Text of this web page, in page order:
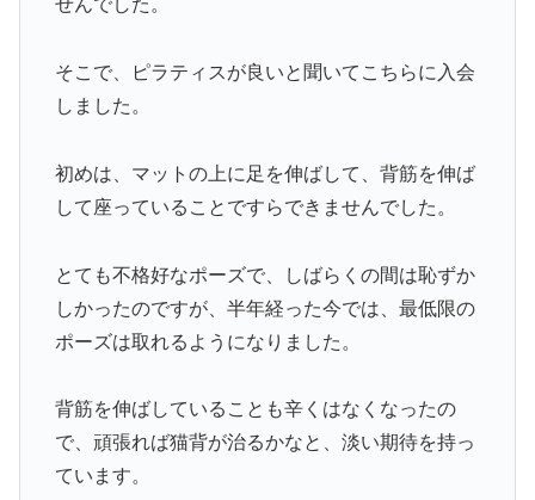
せんでした。
そこで、ピラティスが良いと聞いてこちらに入会
しました。
初めは、マットの上に足を伸ばして、背筋を伸ば
して座っていることですらできませんでした。
とても不格好なポーズで、しばらくの間は恥ずか
しかったのですが、半年経った今では、最低限の
ポーズは取れるようになりました。
背筋を伸ばしていることも辛くはなくなったの
で、頑張れば猫背が治るかなと、淡い期待を持っ
ています。